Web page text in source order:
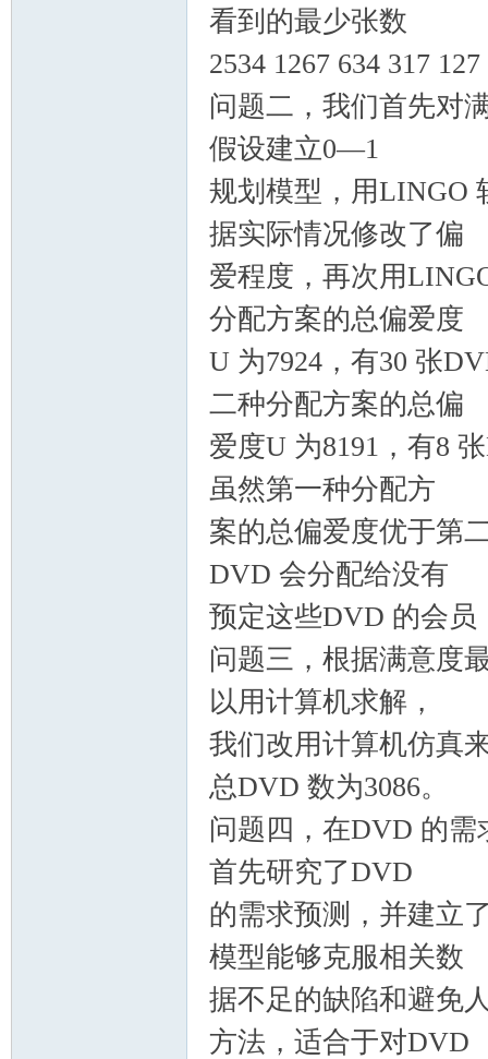
看到的最少张数
2534 1267 634 317 127
问题二，我们首先对
假设建立0—1
规划模型，用LINGO
据实际情况修改了偏
爱程度，再次用
分配方案的总偏爱度
U 为7924，有30 张
二种分配方案的总偏
爱度U 为8191，有8
虽然第一种分配方
案的总偏爱度优于第
DVD 会分配给没有
预定这些DVD 的会员
问题三，根据满意度
以用计算机求解，
我们改用计算机仿真
总DVD 数为3086。
问题四，在DVD 的
首先研究了DVD
的需求预测，并建立
模型能够克服相关数
据不足的缺陷和避免
方法，适合于对DVD